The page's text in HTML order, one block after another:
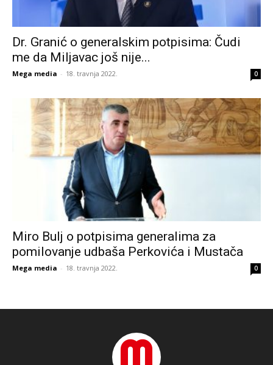
Dr. Granić o generalskim potpisima: Čudi
me da Miljavac još nije...
Mega media - 18. travnja 2022. 0
Miro Bulj o potpisima generalima za
pomilovanje udbaša Perkovića i Mustača
Mega media - 18. travnja 2022. 0